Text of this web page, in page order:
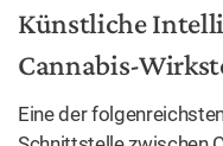
Künstliche
Cannabis-
Eine der